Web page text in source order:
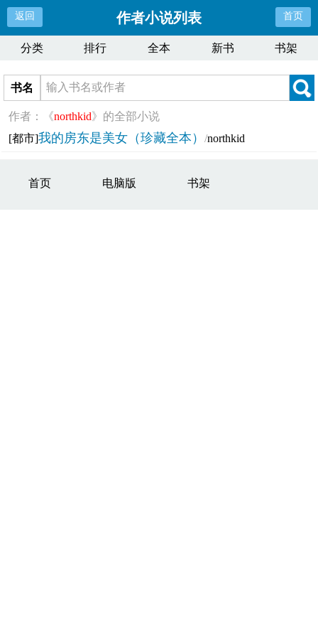
返回 作者小说列表 首页
分类 排行 全本 新书 书架
书名
作者：《northkid》的全部小说
[都市]我的房东是美女（珍藏全本）/northkid
首页 电脑版 书架